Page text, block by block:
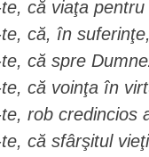
că viaţa
că, în
că spre
că voinţa în
rob credincios
că sfârşitul